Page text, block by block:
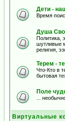
Дети -
Время
Душа
Политика,
шутливые
религия,
Терем -
Что-Кто в
бытовая
Поле
...
Виртуальные